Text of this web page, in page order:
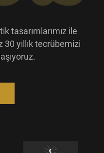
tasarımlarımız ile
30 yıllık tecrübemizi